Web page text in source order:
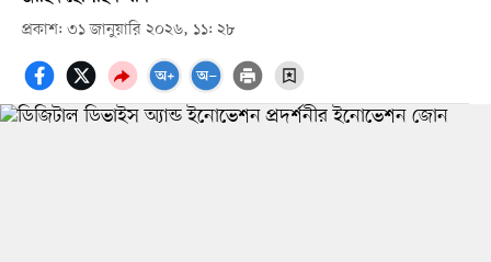
প্রকাশ: ৩১ জানুয়ারি ২০২৬, ১১: ২৮